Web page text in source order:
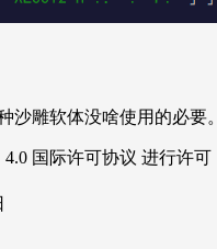
沙雕软体没啥使用的必要。
国际许可协议 进行许可